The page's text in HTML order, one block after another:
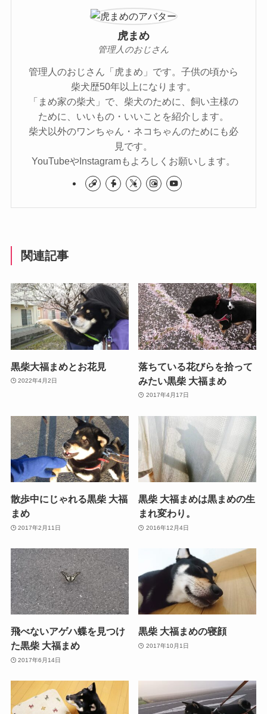
虎まめ
管理人のおじさん
管理人のおじさん「虎まめ」です。子供の頃から
柴犬歴50年以上になります。
「まめ家の柴犬」で、柴犬のために、飼い主様の
ために、いいもの・いいことを紹介します。
柴犬以外のワンちゃん・ネコちゃんのためにも必
見です。
YouTubeやInstagramもよろしくお願いします。
関連記事
黒柴大福まめとお花見
2022年4月2日
落ちている花びらを拾って
みたい黒柴 大福まめ
2017年4月17日
散歩中にじゃれる黒柴 大福
まめ
2017年2月11日
黒柴 大福まめは黒まめの生
まれ変わり。
2016年12月4日
飛べないアゲハ蝶を見つけ
た黒柴 大福まめ
2017年6月14日
黒柴 大福まめの寝顔
2017年10月1日